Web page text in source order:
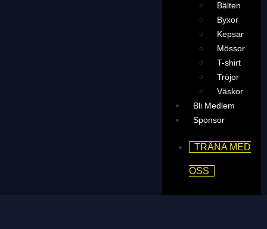
Bälten
Byxor
Kepsar
Mössor
T-shirt
Tröjor
Väskor
Bli Medlem
Sponsor
TRÄNA MED
OSS